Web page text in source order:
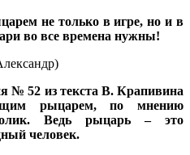
не только в игре, но и в
во все времена нужны!
52 из текста В. Крапивина
рыцарем, по мнению
Ведь рыцарь – это
человек.